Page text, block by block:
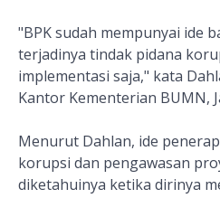
"BPK sudah mempunyai ide
terjadinya tindak pidana
implementasi saja," kata
Kantor Kementerian BUMN,
Menurut Dahlan, ide
korupsi dan pengawasan
diketahuinya ketika dirinya